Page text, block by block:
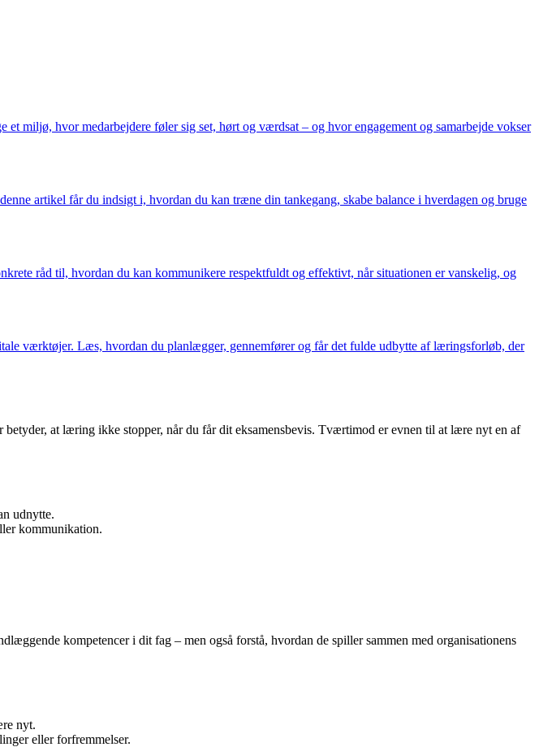
miljø, hvor medarbejdere føler sig set, hørt og værdsat – og hvor engagement og samarbejde vokser
artikel får du indsigt i, hvordan du kan træne din tankegang, skabe balance i hverdagen og bruge
råd til, hvordan du kan kommunikere respektfuldt og effektivt, når situationen er vanskelig, og
værktøjer. Læs, hvordan du planlægger, gennemfører og får det fulde udbytte af læringsforløb, der
at læring ikke stopper, når du får dit eksamensbevis. Tværtimod er evnen til at lære nyt en af
udnytte.
kommunikation.
kompetencer i dit fag – men også forstå, hvordan de spiller sammen med organisationens
nyt.
eller forfremmelser.